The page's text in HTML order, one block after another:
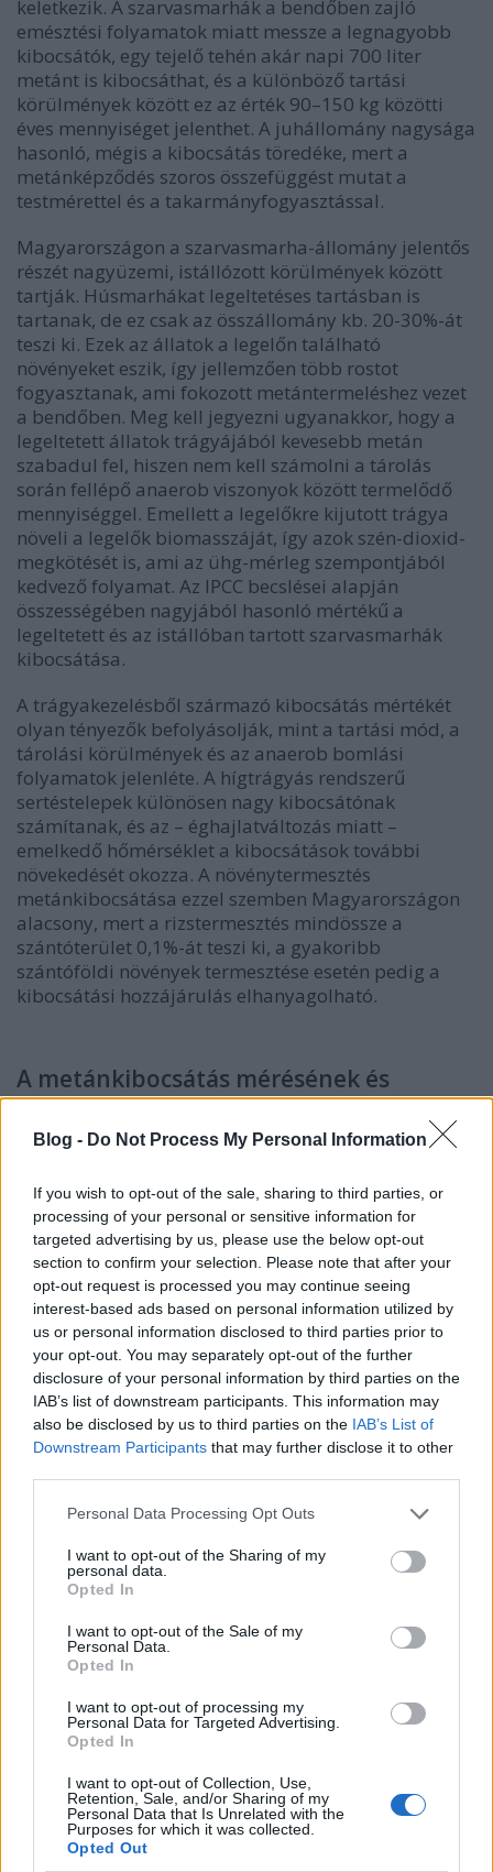
Blog - Do Not Process My Personal Information
If you wish to opt-out of the sale, sharing to third parties, or
processing of your personal or sensitive information for
targeted advertising by us, please use the below opt-out
section to confirm your selection. Please note that after your
opt-out request is processed you may continue seeing
interest-based ads based on personal information utilized by
us or personal information disclosed to third parties prior to
your opt-out. You may separately opt-out of the further
disclosure of your personal information by third parties on the
IAB’s list of downstream participants. This information may
also be disclosed by us to third parties on the IAB’s List of
Downstream Participants that may further disclose it to other
Please note that this website/app uses one or more Google
not limited to your visit or usage behaviour. You may click to
grant or deny consent to Google and its third-party tags to
use your data for below specified purposes in below Google
consent section.
Personal Data Processing Opt Outs
I want to opt-out of the Sharing of my
personal data.
Opted In
I want to opt-out of the Sale of my
Personal Data.
Opted In
I want to opt-out of processing my
Personal Data for Targeted Advertising.
Opted In
I want to opt-out of Collection, Use,
Retention, Sale, and/or Sharing of my
Personal Data that Is Unrelated with the
Purposes for which it was collected.
Opted Out
keletkezik. A szarvasmarhák a bendőben zajló
emésztési folyamatok miatt messze a legnagyobb
kibocsátók, egy tejelő tehén akár napi 700 liter
metánt is kibocsáthat, és a különböző tartási
körülmények között ez az érték 90–150 kg közötti
éves mennyiséget jelenthet. A juhállomány nagysága
hasonló, mégis a kibocsátás töredéke, mert a
metánképződés szoros összefüggést mutat a
testmérettel és a takarmányfogyasztással.
Magyarországon a szarvasmarha-állomány jelentős
részét nagyüzemi, istállózott körülmények között
tartják. Húsmarhákat legeltetéses tartásban is
tartanak, de ez csak az összállomány kb. 20-30%-át
teszi ki. Ezek az állatok a legelőn található
növényeket eszik, így jellemzően több rostot
fogyasztanak, ami fokozott metántermeléshez vezet
a bendőben. Meg kell jegyezni ugyanakkor, hogy a
legeltetett állatok trágyájából kevesebb metán
szabadul fel, hiszen nem kell számolni a tárolás
során fellépő anaerob viszonyok között termelődő
mennyiséggel. Emellett a legelőkre kijutott trágya
növeli a legelők biomasszáját, így azok szén-dioxid-
megkötését is, ami az ühg-mérleg szempontjából
kedvező folyamat. Az IPCC becslései alapján
összességében nagyjából hasonló mértékű a
legeltetett és az istállóban tartott szarvasmarhák
kibocsátása.
A trágyakezelésből származó kibocsátás mértékét
olyan tényezők befolyásolják, mint a tartási mód, a
tárolási körülmények és az anaerob bomlási
folyamatok jelenléte. A hígtrágyás rendszerű
sertéstelepek különösen nagy kibocsátónak
számítanak, és az – éghajlatváltozás miatt –
emelkedő hőmérséklet a kibocsátások további
növekedését okozza. A növénytermesztés
metánkibocsátása ezzel szemben Magyarországon
alacsony, mert a rizstermesztés mindössze a
szántóterület 0,1%-át teszi ki, a gyakoribb
szántóföldi növények termesztése esetén pedig a
kibocsátási hozzájárulás elhanyagolható.
A metánkibocsátás mérésének és
becslésének módszerei
becslésére alkalmazott két fő megközelítést. A
bottom-up módszer kibocsátással járó tevékenységi
adatokon alapul, ezeket (pl. állatlétszám) szorozzák
össze bizonyos emissziós faktorokkal (pl.
takarmányozás és a trágyakezelés módjához rendelt
érték). Ezeket az IPCC iránymutatás határozza meg
három metodikai szinten. Magyarország a fő
mezőgazdasági kibocsátási területeken a TIER 2
módszert, vagyis a közepesen pontos,
országspecifikus faktorokat használja, ami jelentős
bizonytalanságot hordoz. Több hazai vizsgálat,
köztük trágyatárolási mérések is igazolták, hogy a
bottom-up módszer néha jelentősen alábecsülheti a
hőmérséklete mellett.
A metánleltár bizonytalanságának egyik
legfontosabb oka az emissziós faktorokban rejlő
statisztikai hibahatárok alapján 58 és 160 kg között
is lehet, ami jól mutatja, hogy a jelenlegi számítások
származó faktorok bizonytalansága még ennél is
nagyobb. Ezért a tanulmány hangsúlyozza, hogy a
bővítése, valamint az alsó és felső becslések közötti
különbség csökkentése.
A top-down módszer ezzel szemben légköri